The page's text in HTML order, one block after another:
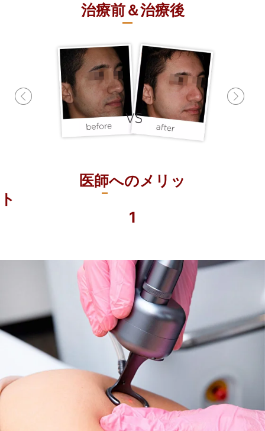
治療前＆治療後
医師へのメリッ
1
1.精密治療用可変アプリケータ
2.標的を定めた効果の高い治療
3.調整可能な治療パターン
4.デリケートな部位も含めた安全で効果的な治療